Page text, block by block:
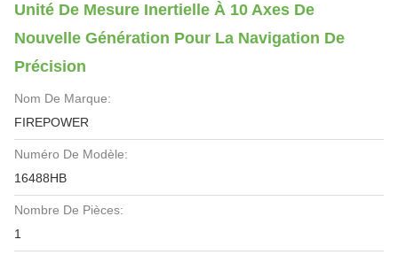
Unité De Mesure Inertielle À 10 Axes De
Nouvelle Génération Pour La Navigation De
Précision
Nom De Marque:
FIREPOWER
Numéro De Modèle:
16488HB
Nombre De Pièces:
1